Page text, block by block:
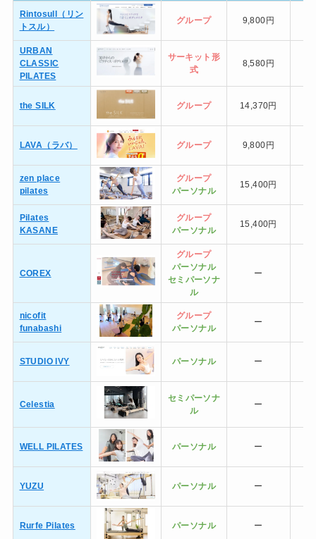
Rintosull（リン
トスル）
グループ 9,800円
URBAN
CLASSIC
PILATES
サーキット形
式
8,580円
the SILK グループ 14,370円
LAVA（ラバ） グループ 9,800円
zen place
pilates
グループ
パーソナル
15,400円
Pilates
KASANE
グループ
パーソナル
15,400円
COREX
グループ
パーソナル
セミ パーソナ
ル
ー
nicofit
funabashi
グループ
パーソナル
ー
STUDIO IVY パーソナル ー
Celestia
セミ パーソナ
ル
ー
WELL PILATES パーソナル ー
YUZU パーソナル ー
Rurfe Pilates パーソナル ー